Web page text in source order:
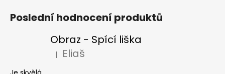
Poslední hodnocení produktů
Obraz - Spící liška
Hodnocení produktu je 5 z 5 hvězdiček.
| Eliaš